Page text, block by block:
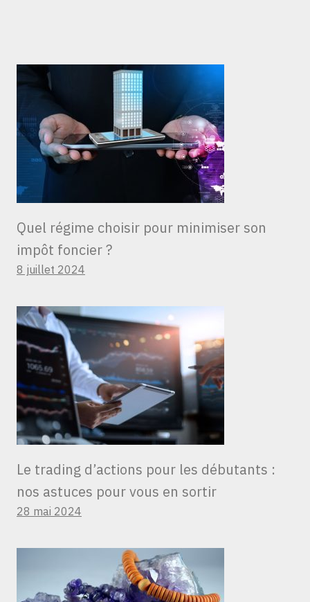
Quel régime choisir pour minimiser son
impôt foncier ?
8 juillet 2024
Le trading d’actions pour les débutants :
nos astuces pour vous en sortir
28 mai 2024